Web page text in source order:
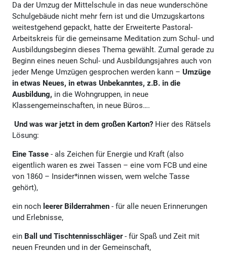
Da der Umzug der Mittelschule in das neue wunderschöne
Schulgebäude nicht mehr fern ist und die Umzugskartons
weitestgehend gepackt, hatte der Erweiterte Pastoral-
Arbeitskreis für die gemeinsame Meditation zum Schul- und
Ausbildungsbeginn dieses Thema gewählt. Zumal gerade zu
Beginn eines neuen Schul- und Ausbildungsjahres auch von
jeder Menge Umzügen gesprochen werden kann – Umzüge
in etwas Neues, in etwas Unbekanntes, z.B. in die
Ausbildung, in die Wohngruppen, in neue
Klassengemeinschaften, in neue Büros….
Und was war jetzt in dem großen Karton? Hier des Rätsels
Lösung:
Eine Tasse - als Zeichen für Energie und Kraft (also
eigentlich waren es zwei Tassen – eine vom FCB und eine
von 1860 – Insider*innen wissen, wem welche Tasse
gehört),
ein noch leerer Bilderrahmen - für alle neuen Erinnerungen
und Erlebnisse,
ein Ball und Tischtennisschläger- für Spaß und Zeit mit
neuen Freunden und in der Gemeinschaft,